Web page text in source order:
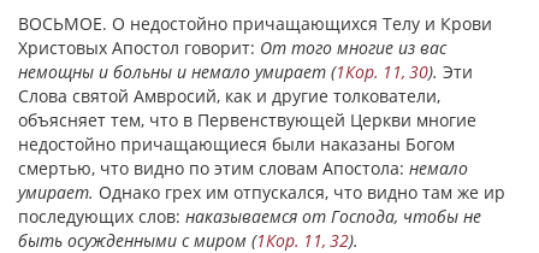
ВОСЬМОЕ. О недостойно причащающихся Телу и Крови
Христовых Апостол говорит: От того многие из вас
немощны и больны и немало умирает (1Кор. 11, 30). Эти
Слова святой Амвросий, как и другие толкователи,
объясняет тем, что в Первенствующей Церкви многие
недостойно причащающиеся были наказаны Богом
смертью, что видно по этим словам Апостола: немало
умирает. Однако грех им отпускался, что видно там же иp
последующих слов: наказываемся от Господа, чтобы не
быть осужденными с миром (1Кор. 11, 32).